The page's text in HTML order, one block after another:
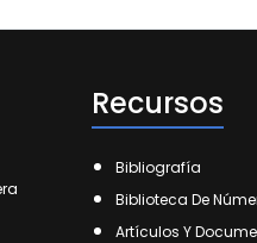
Recursos
Bibliografía
Biblioteca De
Artículos Y